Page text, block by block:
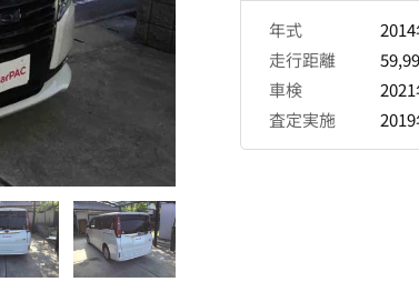
年式
走行距離
車検
査定実施